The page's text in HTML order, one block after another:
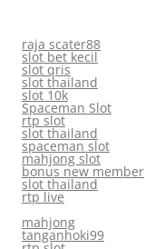
raja scater88
slot bet kecil
slot qris
slot thailand
slot 10k
Spaceman Slot
rtp slot
slot thailand
spaceman slot
mahjong slot
bonus new member
slot thailand
rtp live
mahjong
tanganhoki99